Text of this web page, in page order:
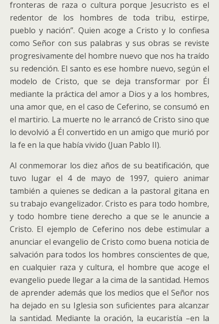
fronteras de raza o cultura porque Jesucristo es el
redentor de los hombres de toda tribu, estirpe,
pueblo y nación”. Quien acoge a Cristo y lo confiesa
como Señor con sus palabras y sus obras se reviste
progresivamente del hombre nuevo que nos ha traído
su redención. El santo es ese hombre nuevo, según el
modelo de Cristo, que se deja transformar por Él
mediante la práctica del amor a Dios y a los hombres,
una amor que, en el caso de Ceferino, se consumó en
el martirio. La muerte no le arrancó de Cristo sino que
lo devolvió a Él convertido en un amigo que murió por
la fe en la que había vivido (Juan Pablo II).
Al conmemorar los diez años de su beatificación, que
tuvo lugar el 4 de mayo de 1997, quiero animar
también a quienes se dedican a la pastoral gitana en
su trabajo evangelizador. Cristo es para todo hombre,
y todo hombre tiene derecho a que se le anuncie a
Cristo. El ejemplo de Ceferino nos debe estimular a
anunciar el evangelio de Cristo como buena noticia de
salvación para todos los hombres conscientes de que,
en cualquier raza y cultura, el hombre que acoge el
evangelio puede llegar a la cima de la santidad. Hemos
de aprender además que los medios que el Señor nos
ha dejado en su Iglesia son suficientes para alcanzar
la santidad. Mediante la oración, la eucaristía –en la